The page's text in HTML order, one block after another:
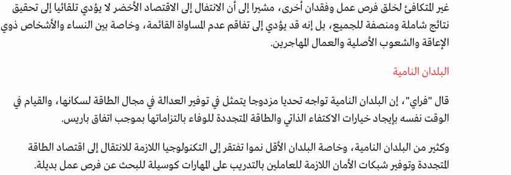
غير المتكافئ لخلق فرص عمل وفقدان أخرى، مشيرا إلى أن الانتفال إلى الاقتصاد الأخضر لا يؤدي تلقائيا إلى تحقيق
نتائج شاملة ومنصفة للجميع، بل إنه قد يؤدي إلى تفاقم عدم المساواة القائمة، وخاصة بين النساء والأشخاص ذوي
الإعاقة والشعوب الأصلية والعمال المهاجرين.
البلدان النامية
قال "فراي"، إن البلدان النامية تواجه تحديا مزدوجا يتمثل في توفير العدالة في مجال الطاقة لسكانها، والقيام في
الوقت نفسه بإيجاد خيارات الاكتفاء الذاتي والطاقة المتجددة للوفاء بالتزاماتها بموجب اتفاق باريس.
وكثير من البلدان النامية، وخاصة البلدان الأقل نموا تفتقر إلى التكنولوجيا اللازمة للانتقال إلى اقتصاد الطاقة
المتجددة وتوفير شبكات الأمان اللازمة للعاملين بالتدريب على المهارات كوسيلة للبحث عن فرص عمل بديلة.